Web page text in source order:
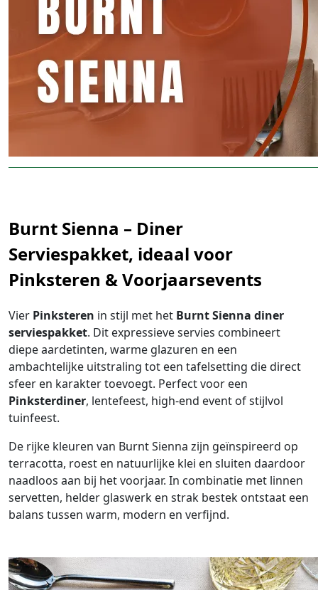
Burnt Sienna – Diner
Serviespakket, ideaal voor
Pinksteren & Voorjaarsevents
Vier Pinksteren in stijl met het Burnt Sienna diner
serviespakket. Dit expressieve servies combineert
diepe aardetinten, warme glazuren en een
ambachtelijke uitstraling tot een tafelsetting die direct
sfeer en karakter toevoegt. Perfect voor een
Pinksterdiner, lentefeest, high-end event of stijlvol
tuinfeest.
De rijke kleuren van Burnt Sienna zijn geïnspireerd op
terracotta, roest en natuurlijke klei en sluiten daardoor
naadloos aan bij het voorjaar. In combinatie met linnen
servetten, helder glaswerk en strak bestek ontstaat een
balans tussen warm, modern en verfijnd.